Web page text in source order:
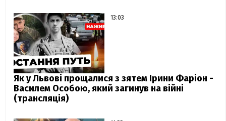
13:03
Як у Львові прощалися з зятем Ірини Фаріон -
Василем Особою, який загинув на війні
(трансляція)